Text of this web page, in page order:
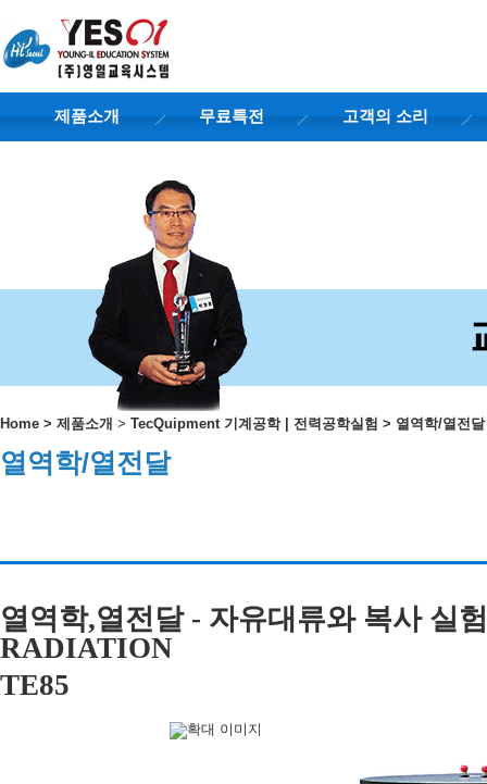
제품소개 무료특전 고객의 소리
Home > 제품소개 > TecQuipment 기계공학 | 전력공학실험 > 열역학/열전달
열역학/열전달
열역학,열전달 - 자유대류와 복사 실
RADIATION
TE85